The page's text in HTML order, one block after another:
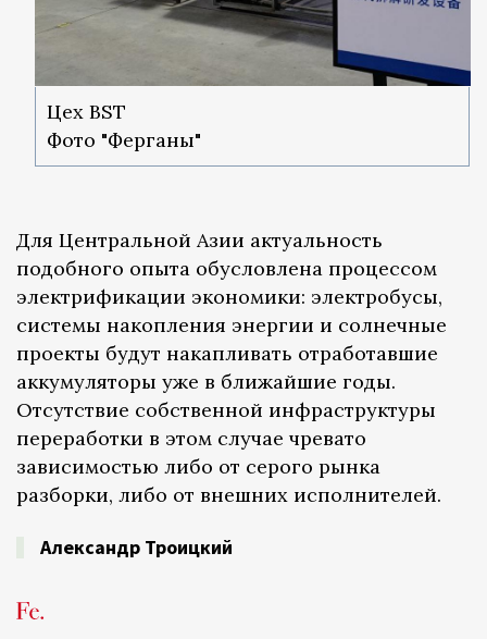
Цех BST
Фото "Ферганы"
Для Центральной Азии актуальность
подобного опыта обусловлена процессом
электрификации экономики: электробусы,
системы накопления энергии и солнечные
проекты будут накапливать отработавшие
аккумуляторы уже в ближайшие годы.
Отсутствие собственной инфраструктуры
переработки в этом случае чревато
зависимостью либо от серого рынка
разборки, либо от внешних исполнителей.
Александр Троицкий